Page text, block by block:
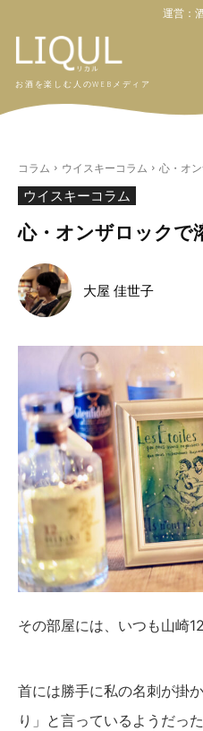
運営：
お酒を楽しむ人のWEBメディア
コラム ウイスキーコラム 心・オ
ウイスキーコラム
心・オンザロックで
大屋 佳世子
その部屋には、いつも山崎
首には勝手に私の名刺が掛
り」と言っているようだっ